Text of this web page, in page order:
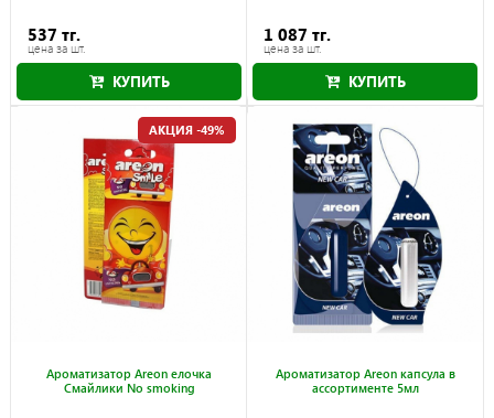
537 тг.
цена за шт.
КУПИТЬ
1 087 тг.
цена за шт.
КУПИТЬ
Ароматизатор Areon елочка
Смайлики No smoking
АКЦИЯ -49%
Ароматизатор Areon капсула в
ассортименте 5мл